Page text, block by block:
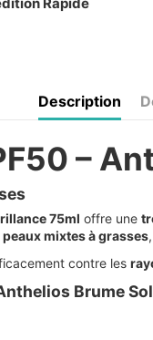
Description
–
75ml offre une
peaux mixtes à grasses
contre les
Brume